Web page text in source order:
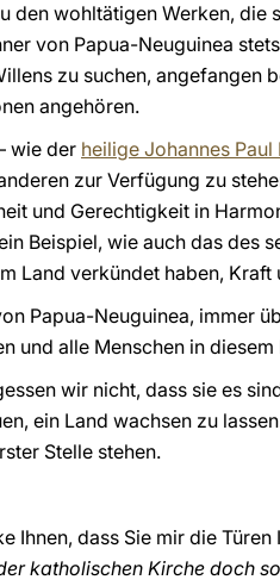
wohltätigen Werken, die
von Papua-Neuguinea
zu suchen, angefangen
angehören.
wie der heilige Johannes Paul
zur Verfügung zu
und Gerechtigkeit in
Beispiel, wie auch das des
Land verkündet haben,
Papua-Neuguinea, immer
und alle Menschen in diesem
wir nicht, dass sie es
ein Land wachsen zu
Stelle stehen.
Ihnen, dass Sie mir die
katholischen Kirche doch